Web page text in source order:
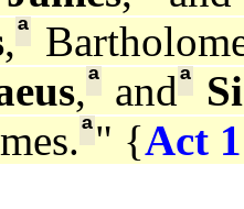
,ª
,ª andª
ª" {Act